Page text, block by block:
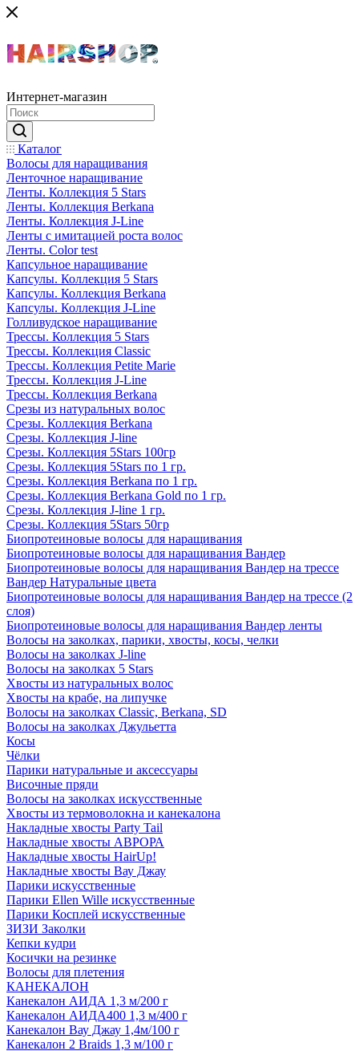
Интернет-магазин
Каталог
Волосы для наращивания
Ленточное наращивание
Ленты. Коллекция 5 Stars
Ленты. Коллекция Berkana
Ленты. Коллекция J-Line
Ленты с имитацией роста волос
Ленты. Color test
Капсульное наращивание
Капсулы. Коллекция 5 Stars
Капсулы. Коллекция Berkana
Капсулы. Коллекция J-Line
Голливудское наращивание
Трессы. Коллекция 5 Stars
Трессы. Коллекция Classic
Трессы. Коллекция Petite Marie
Трессы. Коллекция J-Line
Трессы. Коллекция Berkana
Срезы из натуральных волос
Срезы. Коллекция Berkana
Срезы. Коллекция J-line
Срезы. Коллекция 5Stars 100гр
Срезы. Коллекция 5Stars по 1 гр.
Срезы. Коллекция Berkana по 1 гр.
Срезы. Коллекция Berkana Gold по 1 гр.
Срезы. Коллекция J-line 1 гр.
Срезы. Коллекция 5Stars 50гр
Биопротеиновые волосы для наращивания
Биопротеиновые волосы для наращивания Вандер
Биопротеиновые волосы для наращивания Вандер на трессе
Вандер Натуральные цвета
Биопротеиновые волосы для наращивания Вандер на трессе (2
слоя)
Биопротеиновые волосы для наращивания Вандер ленты
Волосы на заколках, парики, хвосты, косы, челки
Волосы на заколках J-line
Волосы на заколках 5 Stars
Хвосты из натуральных волос
Хвосты на крабе, на липучке
Волосы на заколках Classic, Berkana, SD
Волосы на заколках Джульетта
Косы
Чёлки
Парики натуральные и аксессуары
Височные пряди
Волосы на заколках искусственные
Хвосты из термоволокна и канекалона
Накладные хвосты Party Tail
Накладные хвосты АВРОРА
Накладные хвосты HairUp!
Накладные хвосты Вау Джау
Парики искусственные
Парики Ellen Wille искусственные
Парики Косплей искусственные
ЗИЗИ Заколки
Кепки кудри
Косички на резинке
Волосы для плетения
КАНЕКАЛОН
Канекалон АИДА 1,3 м/200 г
Канекалон АИДА400 1,3 м/400 г
Канекалон Вау Джау 1,4м/100 г
Канекалон 2 Braids 1,3 м/100 г